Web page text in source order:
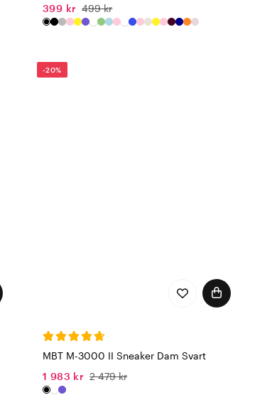
399 kr 499 kr
-20%
MBT M-3000 II Sneaker Dam Svart
1 983 kr 2 479 kr